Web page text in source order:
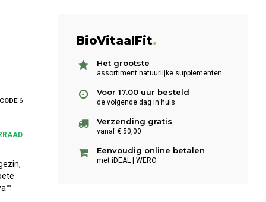
6
BioVitaalFit.
Het grootste
assortiment natuurlijke supplementen
Voor 17.00 uur besteld
de volgende dag in huis
Verzending gratis
vanaf € 50,00
Eenvoudig online betalen
met iDEAL | WERO